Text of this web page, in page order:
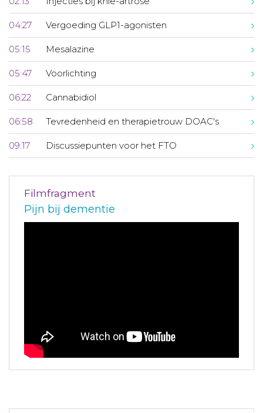
04:27 Vergoeding GLP1-agonisten
05:15 Mesalazine
05:47 Voorlichting
06:22 Cannabidiol
06:58 Tevredenheid en therapietrouw DOAC's
09:17 Discussiepunten voor het FTO
Filmfragment
Pijn bij dementie